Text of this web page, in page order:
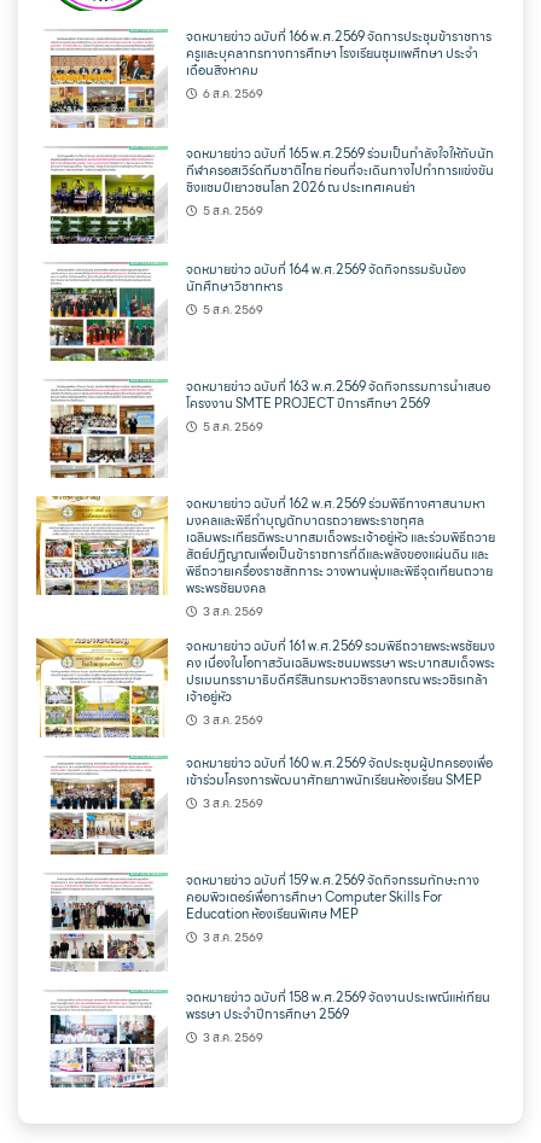
จดหมายข่าว ฉบับที่ 166 พ.ศ.2569 จัดการประชุมข้าราชการ
ครูและบุคลากรทางการศึกษา โรงเรียนชุมแพศึกษา ประจำ
เดือนสิงหาคม
6 ส.ค. 2569
จดหมายข่าว ฉบับที่ 165 พ.ศ.2569 ร่วมเป็นกำลังใจให้กับนัก
กีฬาครอสเวิร์ดทีมชาติไทย ก่อนที่จะเดินทางไปทำการแข่งขัน
ชิงแชมป์เยาวชนโลก 2026 ณ ประเทศเคนย่า
5 ส.ค. 2569
จดหมายข่าว ฉบับที่ 164 พ.ศ.2569 จัดกิจกรรมรับน้อง
นักศึกษาวิชาทหาร
5 ส.ค. 2569
จดหมายข่าว ฉบับที่ 163 พ.ศ.2569 จัดกิจกรรมการนำเสนอ
โครงงาน SMTE PROJECT ปีการศึกษา 2569
5 ส.ค. 2569
จดหมายข่าว ฉบับที่ 162 พ.ศ.2569 ร่วมพิธีทางศาสนามหา
มงคลและพิธีทำบุญตักบาตรถวายพระราชกุศล
เฉลิมพระเกียรติพระบาทสมเด็จพระเจ้าอยู่หัว และร่วมพิธีถวาย
สัตย์ปฏิญาณเพื่อเป็นข้าราชการที่ดีและพลังของแผ่นดิน และ
พิธีถวายเครื่องราชสักการะ วางพานพุ่มและพิธีจุดเทียนถวาย
พระพรชัยมงคล
3 ส.ค. 2569
จดหมายข่าว ฉบับที่ 161 พ.ศ.2569 รวมพิธีถวายพระพรชัยมง
คง เนื่องในโอกาสวันเฉลิมพระชนมพรรษา พระบาทสมเด็จพระ
ปรเมนทรรามาธิบดีศรีสินทรมหาวชิราลงกรณ พระวชิรเกล้า
เจ้าอยู่หัว
3 ส.ค. 2569
จดหมายข่าว ฉบับที่ 160 พ.ศ.2569 จัดประชุมผู้ปกครองเพื่อ
เข้าร่วมโครงการพัฒนาศักยภาพนักเรียนห้องเรียน SMEP
3 ส.ค. 2569
จดหมายข่าว ฉบับที่ 159 พ.ศ.2569 จัดกิจกรรมทักษะทาง
คอมพิวเตอร์เพื่อการศึกษา Computer Skills For
Education ห้องเรียนพิเศษ MEP
3 ส.ค. 2569
จดหมายข่าว ฉบับที่ 158 พ.ศ.2569 จัดงานประเพณีแห่เทียน
พรรษา ประจำปีการศึกษา 2569
3 ส.ค. 2569